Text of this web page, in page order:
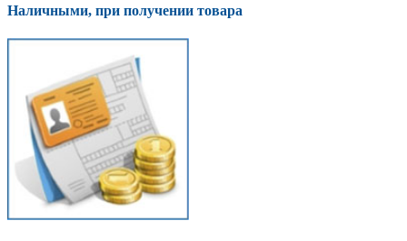
Наличными, при получении товара